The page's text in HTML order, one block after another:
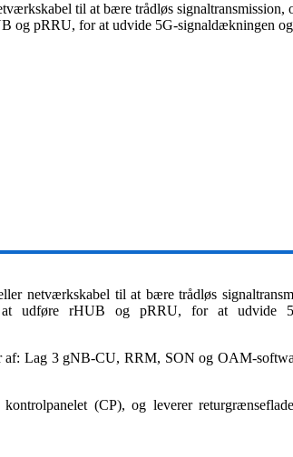
til at bære trådløs signaltransmission,
pRRU, for at udvide 5G-signaldækningen
netværkskabel til at bære trådløs
udføre rHUB og pRRU, for at udvide
Lag 3 gNB-CU, RRM, SON og OAM-
(CP), og leverer